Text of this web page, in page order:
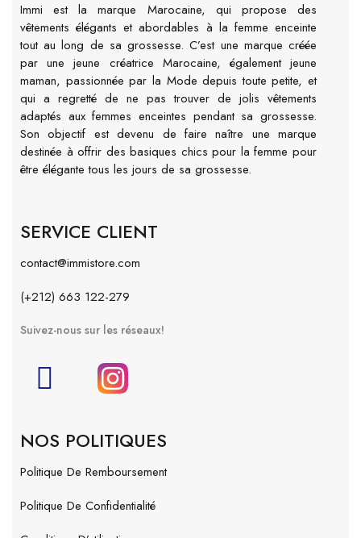
Immi est la marque Marocaine, qui propose des
vêtements élégants et abordables à la femme enceinte
tout au long de sa grossesse. C’est une marque créée
par une jeune créatrice Marocaine, également jeune
maman, passionnée par la Mode depuis toute petite, et
qui a regretté de ne pas trouver de jolis vêtements
adaptés aux femmes enceintes pendant sa grossesse.
Son objectif est devenu de faire naître une marque
destinée à offrir des basiques chics pour la femme pour
être élégante tous les jours de sa grossesse.
SERVICE CLIENT
contact@immistore.com
(+212) 663 122-279
Suivez-nous sur les réseaux!
NOS POLITIQUES
Politique De Remboursement
Politique De Confidentialité